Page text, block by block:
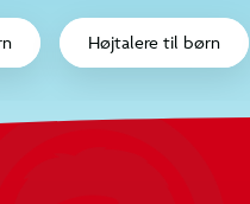
Elbiler til børn